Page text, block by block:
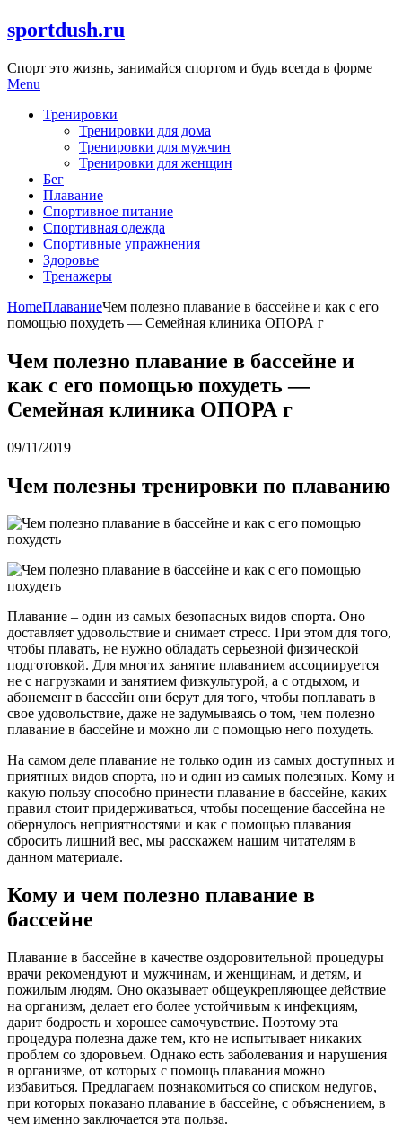
Skip
to
sportdush.ru
Спорт это жизнь, занимайся спортом и будь всегда в форме
Menu
Тренировки
Тренировки для дома
Тренировки для мужчин
Тренировки для женщин
Бег
Плавание
Спортивное питание
Спортивная одежда
Спортивные упражнения
Здоровье
Тренажеры
HomeПлаваниеЧем полезно плавание в бассейне и как с его
помощью похудеть — Семейная клиника ОПОРА г
Чем полезно плавание в бассейне и
как с его помощью похудеть —
Семейная клиника ОПОРА г
09/11/2019
Чем полезны тренировки по плаванию
Плавание – один из самых безопасных видов спорта. Оно
доставляет удовольствие и снимает стресс. При этом для того,
чтобы плавать, не нужно обладать серьезной физической
подготовкой. Для многих занятие плаванием ассоциируется
не с нагрузками и занятием физкультурой, а с отдыхом, и
абонемент в бассейн они берут для того, чтобы поплавать в
свое удовольствие, даже не задумываясь о том, чем полезно
плавание в бассейне и можно ли с помощью него похудеть.
На самом деле плавание не только один из самых доступных и
приятных видов спорта, но и один из самых полезных. Кому и
какую пользу способно принести плавание в бассейне, каких
правил стоит придерживаться, чтобы посещение бассейна не
обернулось неприятностями и как с помощью плавания
сбросить лишний вес, мы расскажем нашим читателям в
данном материале.
Кому и чем полезно плавание в
бассейне
Плавание в бассейне в качестве оздоровительной процедуры
врачи рекомендуют и мужчинам, и женщинам, и детям, и
пожилым людям. Оно оказывает общеукрепляющее действие
на организм, делает его более устойчивым к инфекциям,
дарит бодрость и хорошее самочувствие. Поэтому эта
процедура полезна даже тем, кто не испытывает никаких
проблем со здоровьем. Однако есть заболевания и нарушения
в организме, от которых с помощь плавания можно
избавиться. Предлагаем познакомиться со списком недугов,
при которых показано плавание в бассейне, с объяснением, в
чем именно заключается эта польза.